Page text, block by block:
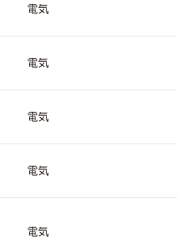
電気
電気
電気
電気
電気